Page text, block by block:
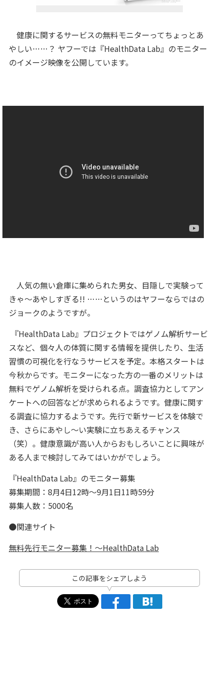
健康に関するサービスの無料モニターってちょっとあ
やしい……？ ヤフーでは『HealthData Lab』のモニター
のイメージ映像を公開しています。
人気の無い倉庫に集められた男女、目隠しで実験って
きゃ～あやしすぎる!! ……というのはヤフーならではの
ジョークのようですが。
『HealthData Lab』プロジェクトではゲノム解析サービ
スなど、個々人の体質に関する情報を提供したり、生活
習慣の可視化を行なうサービスを予定。本格スタートは
今秋からです。モニターになった方の一番のメリットは
無料でゲノム解析を受けられる点。調査協力としてアン
ケートへの回答などが求められるようです。健康に関す
る調査に協力するようです。先行で新サービスを体験で
き、さらにあやし～い実験に立ちあえるチャンス
（笑）。健康意識が高い人からおもしろいことに興味が
ある人まで検討してみてはいかがでしょう。
『HealthData Lab』のモニター募集
募集期間：8月4日12時～9月1日11時59分
募集人数：5000名
●関連サイト
無料先行モニター募集！～HealthData Lab
この記事をシェアしよう